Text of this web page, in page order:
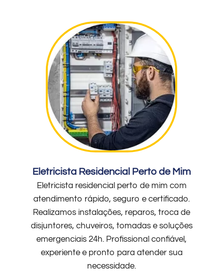
Eletricista Residencial Perto de Mim
Eletricista residencial perto de mim com
atendimento rápido, seguro e certificado.
Realizamos instalações, reparos, troca de
disjuntores, chuveiros, tomadas e soluções
emergenciais 24h. Profissional confiável,
experiente e pronto para atender sua
necessidade.